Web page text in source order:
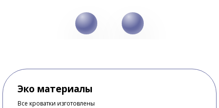
Эко материалы
Все кроватки изготовлены